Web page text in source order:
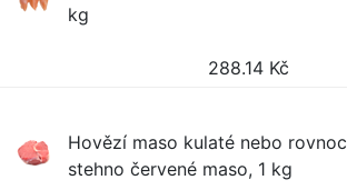
kg
288.14 Kč
Hovězí maso kulaté nebo
stehno červené maso, 1 kg